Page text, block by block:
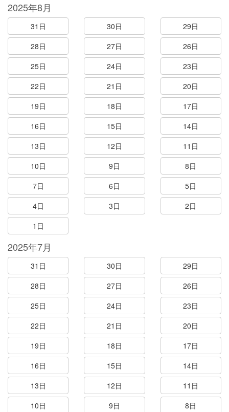
2025年8月
31日 30日
29日
28日
27日
26日
25日
24日
23日
22日
21日
20日
19日
18日
17日
16日
15日
14日
13日
12日
11日
10日
9日
8日
7日
6日
5日
4日
3日
2日
1日
2025年7月
31日 30日
29日
28日
27日
26日
25日
24日
23日
22日
21日
20日
19日
18日
17日
16日
15日
14日
13日
12日
11日
10日
9日
8日